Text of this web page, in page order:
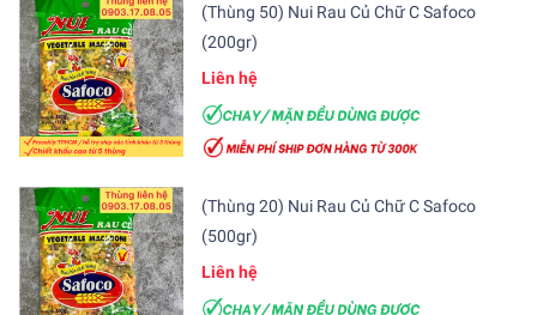
(Thùng 50) Nui Rau Củ Chữ C Safoco
(200gr)
Liên hệ
(Thùng 20) Nui Rau Củ Chữ C Safoco
(500gr)
Liên hệ